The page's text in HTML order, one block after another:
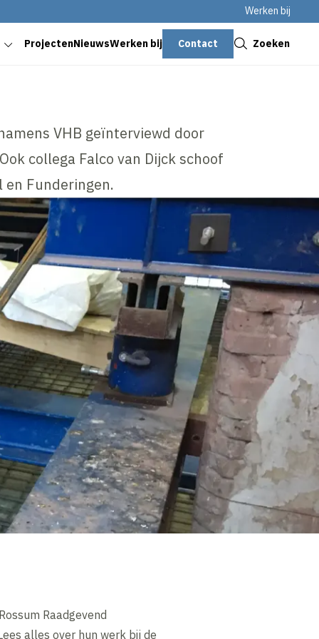
Werken bij
ProjectenNieuwsWerken bij Contact Zoeken
VHB geïnterviewd door
collega Falco van Dijck schoof
en Funderingen.
Raadgevend
alles over hun werk bij de
Sluiten